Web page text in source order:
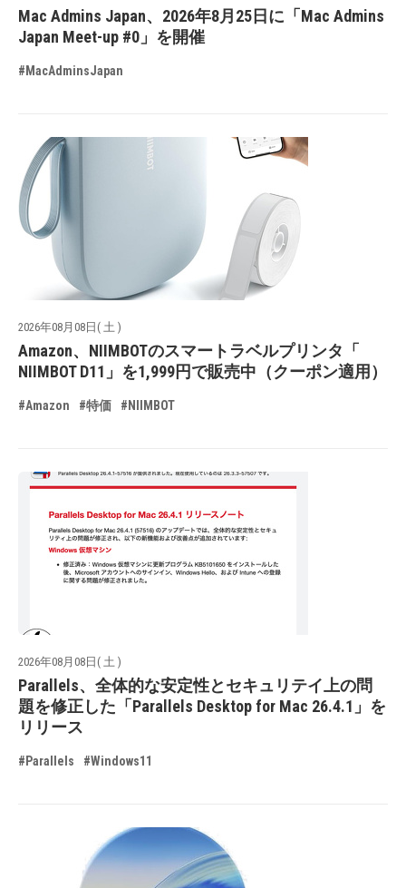
Mac Admins Japan、2026年8月25日に「Mac Admins
Japan Meet-up #0」を開催
#MacAdminsJapan
2026年08月08日( 土 )
Amazon、NIIMBOTのスマートラベルプリンタ「
NIIMBOT D11」を1,999円で販売中（クーポン適用）
#Amazon #特価 #NIIMBOT
2026年08月08日( 土 )
Parallels、全体的な安定性とセキュリテイ上の問
題を修正した「Parallels Desktop for Mac 26.4.1」を
リリース
#Parallels #Windows11